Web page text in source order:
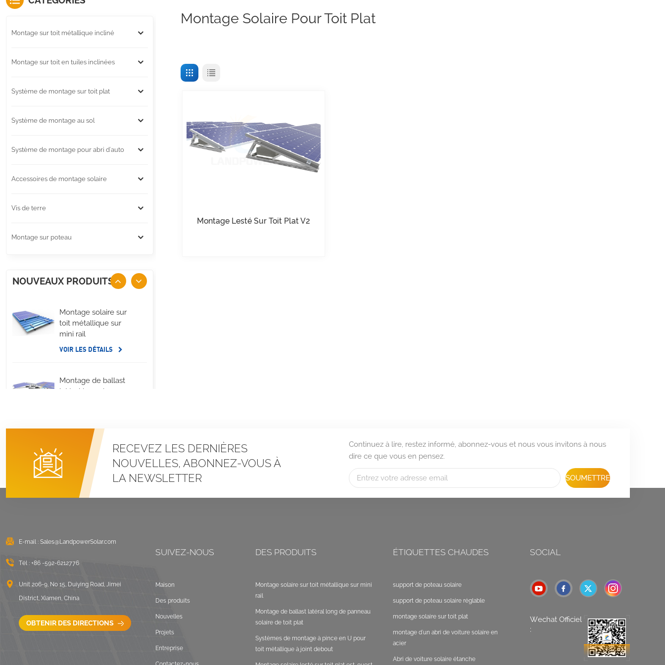
Montage Solaire Pour Toit Plat
Montage Lesté Sur Toit Plat V2
Montage sur toit métallique incliné
Montage sur toit en tuiles inclinées
Système de montage sur toit plat
Système de montage au sol
Système de montage pour abri d'auto
Accessoires de montage solaire
Vis de terre
Montage sur poteau
NOUVEAUX PRODUITS
Montage solaire sur
toit métallique sur
mini rail
VOIR LES DÉTAILS
Montage de ballast
latéral long de
Systèmes de
montage à pince en U
pour toit métallique à
joint debout
VOIR LES DÉTAILS
VOIR LES DÉTAILS
montage sur rails
longs pour toit ondulé
RECEVEZ LES DERNIÈRES
NOUVELLES, ABONNEZ-VOUS À
LA NEWSLETTER
Continuez à lire, restez informé, abonnez-vous et nous vous invitons à nous
dire ce que vous en pensez.
SOUMETTRE
E-mail : Sales@LandpowerSolar.com
Tél : +86 -592-6212776
Unit 206-9, No 15, Duiying Road, Jimei
District, Xiamen, China
OBTENIR DES DIRECTIONS
SUIVEZ-NOUS
Maison
Des produits
Nouvelles
Projets
Entreprise
DES PRODUITS
Montage solaire sur toit métallique sur mini
rail
Montage de ballast latéral long de panneau
solaire de toit plat
Systèmes de montage à pince en U pour
toit métallique à joint debout
ÉTIQUETTES CHAUDES
support de poteau solaire
support de poteau solaire réglable
montage solaire sur toit plat
montage d'un abri de voiture solaire en
acier
Abri de voiture solaire étanche
SOCIAL
Wechat Officiel
: